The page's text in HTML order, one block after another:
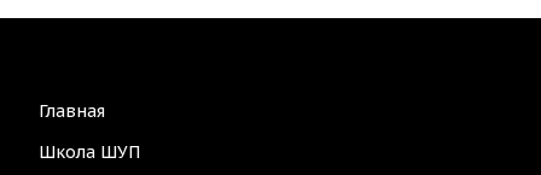
Main
navigation
Главная
Школа ШУП